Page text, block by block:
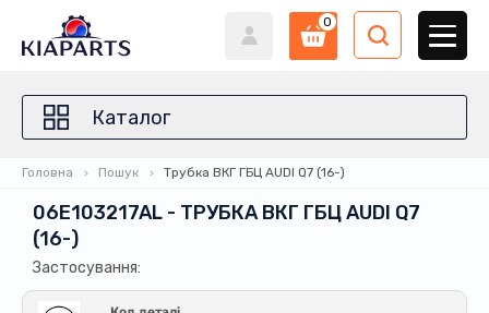
0
Каталог
Головна Пошук Трубка ВКГ ГБЦ AUDI Q7 (16-)
06E103217AL - ТРУБКА ВКГ ГБЦ AUDI Q7
(16-)
Застосування: